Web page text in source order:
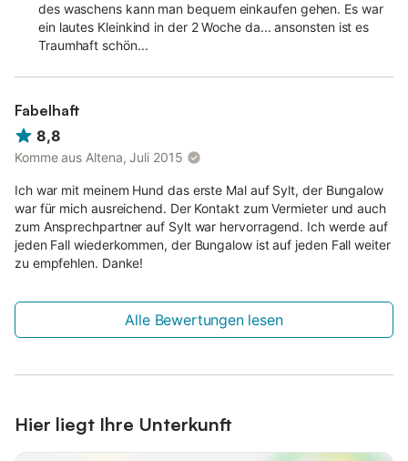
des waschens kann man bequem einkaufen gehen. Es war
ein lautes Kleinkind in der 2 Woche da... ansonsten ist es
Traumhaft schön...
Fabelhaft
8,8
Komme aus Altena, Juli 2015
Ich war mit meinem Hund das erste Mal auf Sylt, der Bungalow
war für mich ausreichend. Der Kontakt zum Vermieter und auch
zum Ansprechpartner auf Sylt war hervorragend. Ich werde auf
jeden Fall wiederkommen, der Bungalow ist auf jeden Fall weiter
zu empfehlen. Danke!
Alle Bewertungen lesen
Hier liegt Ihre Unterkunft